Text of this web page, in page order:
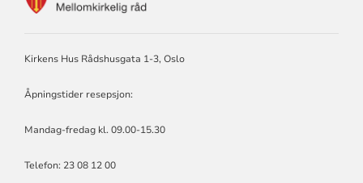
Kirkens Hus Rådshusgata 1-3, Oslo
Åpningstider resepsjon:
Mandag-fredag kl. 09.00-15.30
Telefon: 23 08 12 00